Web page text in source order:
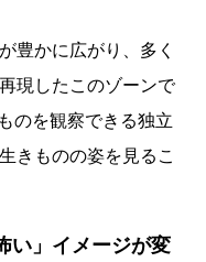
豊かに広がり、多く
現したこのゾーンで
のを観察できる独立
きものの姿を見るこ
い」イメージが変